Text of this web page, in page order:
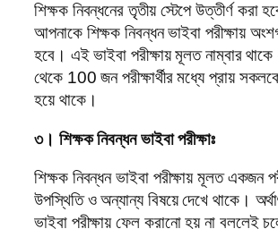
শিক্ষক নিবন্ধনের তৃতীয় স্টেপে উত্তীর্ণ করা
আপনাকে শিক্ষক নিবন্ধন ভাইবা পরীক্ষায়
হবে। এই ভাইবা পরীক্ষায় মূলত নাম্বার
থেকে 100 জন পরীক্ষার্থীর মধ্যে প্রায়
হয়ে থাকে।
৩। শিক্ষক নিবন্ধন ভাইবা পরীক্ষাঃ
শিক্ষক নিবন্ধন ভাইবা পরীক্ষায় মূলত একজন
উপস্থিতি ও অন্যান্য বিষয়ে দেখে থাকে।
ভাইবা পরীক্ষায় ফেল করানো হয় না বললেই